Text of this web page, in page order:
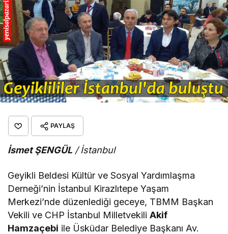
PAYLAŞ
İsmet ŞENGÜL / İstanbul
Geyikli Beldesi Kültür ve Sosyal Yardımlaşma
Derneği’nin İstanbul Kirazlıtepe Yaşam
Merkezi’nde düzenlediği geceye, TBMM Başkan
Vekili ve CHP İstanbul MilletvekiliAkif
Hamzaçebi ile Üsküdar Belediye Başkanı Av.